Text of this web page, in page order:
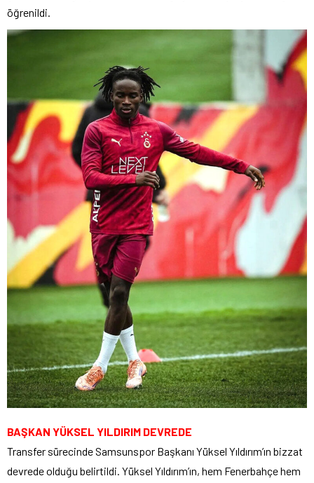
öğrenildi.
BAŞKAN YÜKSEL YILDIRIM DEVREDE
Transfer sürecinde Samsunspor Başkanı Yüksel Yıldırım’ın bizzat
devrede olduğu belirtildi. Yüksel Yıldırım’ın, hem Fenerbahçe hem